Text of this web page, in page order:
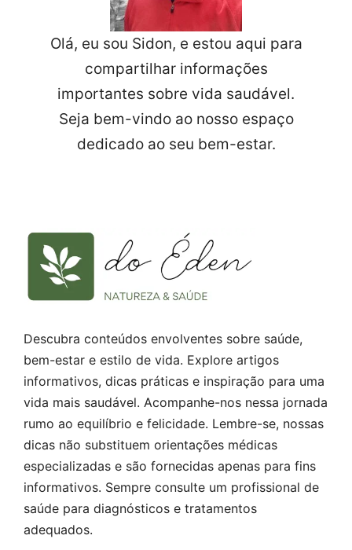
Olá, eu sou Sidon, e estou aqui para
compartilhar informações
importantes sobre vida saudável.
Seja bem-vindo ao nosso espaço
dedicado ao seu bem-estar.
Descubra conteúdos envolventes sobre saúde,
bem-estar e estilo de vida. Explore artigos
informativos, dicas práticas e inspiração para uma
vida mais saudável. Acompanhe-nos nessa jornada
rumo ao equilíbrio e felicidade. Lembre-se, nossas
dicas não substituem orientações médicas
especializadas e são fornecidas apenas para fins
informativos. Sempre consulte um profissional de
saúde para diagnósticos e tratamentos
adequados.